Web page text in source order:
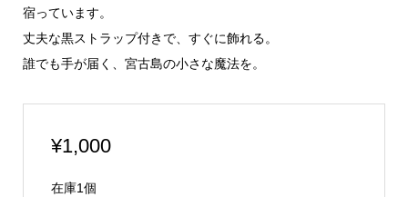
宿っています。
丈夫な黒ストラップ付きで、すぐに飾れる。
誰でも手が届く、宮古島の小さな魔法を。
¥1,000
在庫1個